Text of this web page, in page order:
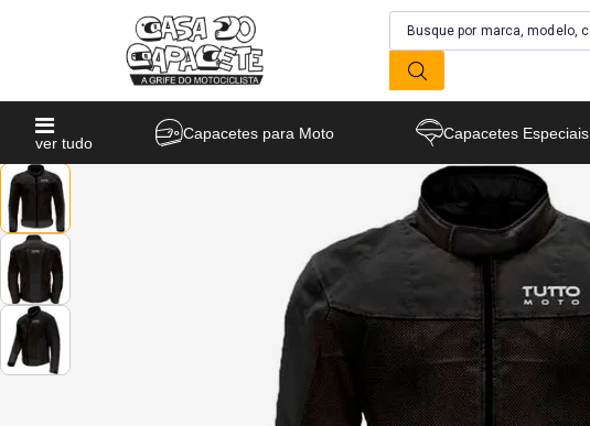
ver tudo
Capacetes para Moto Capacetes Especiais